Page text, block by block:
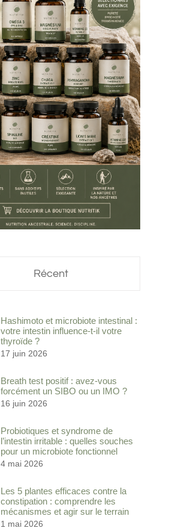
Récent
Hashimoto et microbiote intestinal :
votre intestin influence-t-il votre
thyroïde ?
17 juin 2026
Breath test positif : avez-vous
forcément un SIBO ou un IMO ?
16 juin 2026
Probiotiques et syndrome de
l’intestin irritable : quelles souches
pour un microbiote fonctionnel
4 mai 2026
Les 5 plantes efficaces contre la
constipation : comprendre les
mécanismes et agir sur le terrain
1 mai 2026